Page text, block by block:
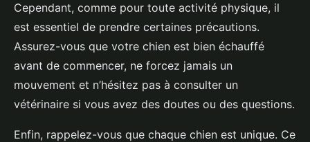
Cependant, comme pour toute activité physique, il
est essentiel de prendre certaines précautions.
Assurez-vous que votre chien est bien échauffé
avant de commencer, ne forcez jamais un
mouvement et n’hésitez pas à consulter un
vétérinaire si vous avez des doutes ou des questions.
Enfin, rappelez-vous que chaque chien est unique. Ce